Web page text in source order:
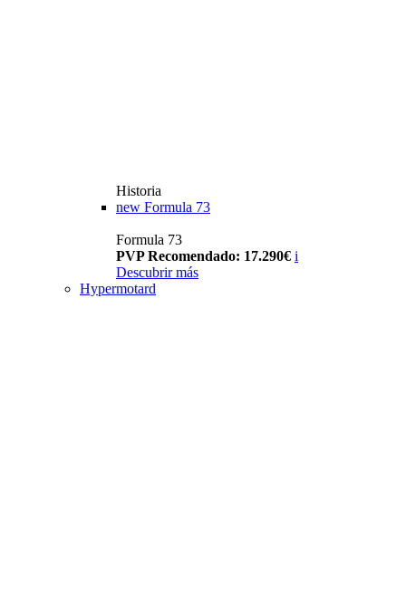
Historia
new Formula 73
Formula 73
PVP Recomendado: 17.290€ i
Descubrir más
Hypermotard